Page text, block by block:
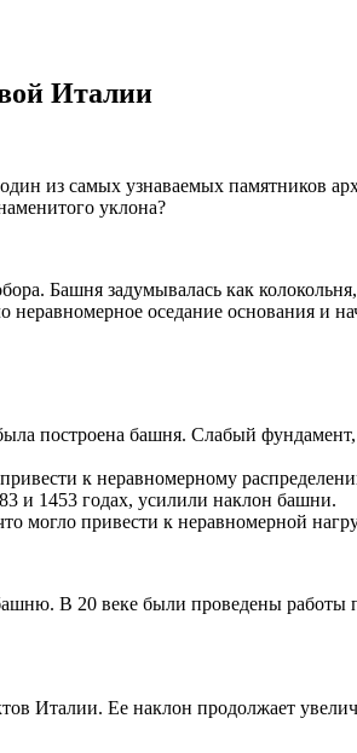
Италии
из самых узнаваемых памятников
уклона?
Башня задумывалась как
неравномерное оседание основания и
построена башня. Слабый
к неравномерному
и 1453 годах, усилили наклон башни.
могло привести к неравномерной
В 20 веке были проведены
Италии. Ее наклон продолжает